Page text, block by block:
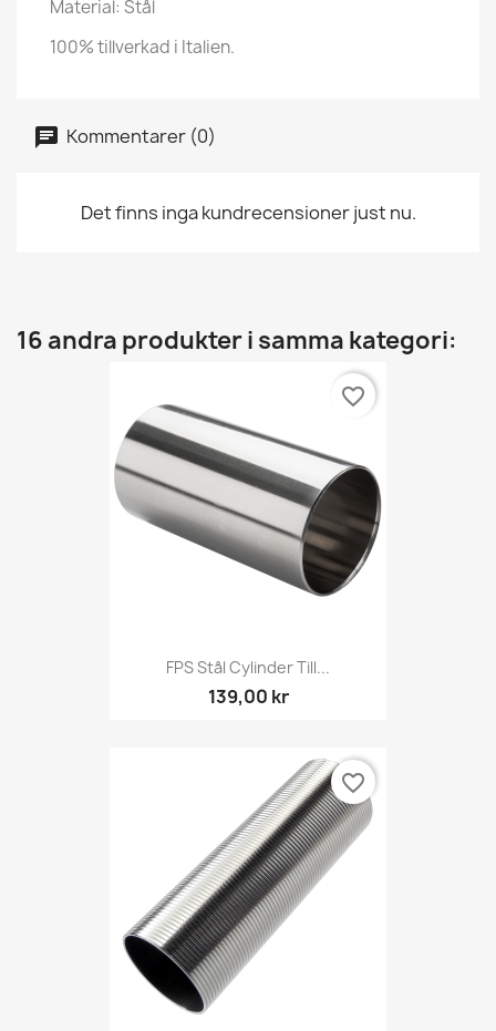
Material: Stål
100% tillverkad i Italien.
Kommentarer (0)
Det finns inga kundrecensioner just nu.
16 andra produkter i samma kategori:
FPS Stål Cylinder Till...
139,00 kr
favorite_border
favorite_border